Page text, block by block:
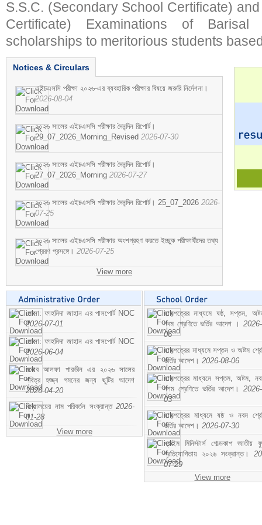
S.S.C. (Secondary School Certificate)
Certificate) Examinations of
scholarships to meritorious students
Notices & Circulars
এইচএসসি পরীক্ষা ২০২৬-এর ব্যবহারিক পরীক্ষার বিষয়ে জরুরি নির্দেশনা।
2026-08-04
২০২৬ সালের এইচএসসি পরীক্ষার দৈনন্দিন রিপোর্ট।
29_07_2026_Morning_Revised 2026-07-30
২০২৬ সালের এইচএসসি পরীক্ষার দৈনন্দিন রিপোর্ট।
27_07_2026_Morning 2026-07-27
২০২৬ সালের এইচএসসি পরীক্ষার দৈনন্দিন রিপোর্ট। 25_07_2026 2026-
07-25
২০২৬ সালের এইচএসসি পরীক্ষার অংশগ্রহণ করতে ইচ্ছুক পরীক্ষার্থীদের তথ্য
প্রেরণ প্রসঙ্গে। 2026-07-25
View more
মোসা: ফাহমিদা জাহান এর পাসপোর্ট NOC
2026-07-01
মোসা: ফাহমিদা জাহান এর পাসপোর্ট NOC
2026-06-04
জনাব আলফা পারভীন এর ২০২৬ সালের
পবিত্র হজ্জ্ব গমনের জন্য ছুটির আদেশ
2026-04-20
বিদ্যালয়ের নাম পরিবর্তন সংক্রান্ত 2026-
01-28
View more
ছাড়পত্রের মাধ্যমে ষষ্ঠ, সপ্তম,
নবম শ্রেণিতে ভর্তির আদেশ ।
06
ছাড়পত্রের মাধ্যমে সপ্তম ও অষ্টম
ভর্তির আদেশ। 2026-08-06
ছাড়পত্রের মাধ্যমে সপ্তম, অষ্টম,
দশম শ্রেণিতে ভর্তির আদেশ।
03
ছাড়পত্রের মাধ্যমে ষষ্ঠ ও নবম
ভর্তির আদেশ। 2026-07-30
প্রাইম মিনিস্টার্স গোল্ডকাপ জাতীয়
প্রতিযোগিতায় ২০২৬ সংক্রান্ত।
07-29
View more